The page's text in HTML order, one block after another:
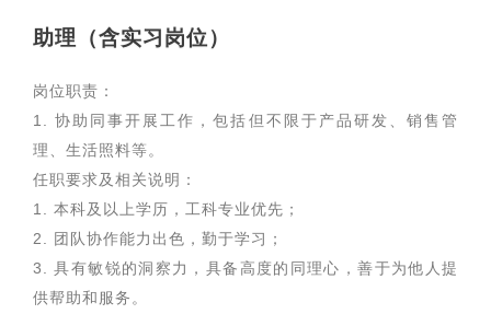
助理（含实习岗位）
岗位职责：
1. 协助同事开展工作，包括但不限于产品研发、销售管
理、生活照料等。
任职要求及相关说明：
1. 本科及以上学历，工科专业优先；
2. 团队协作能力出色，勤于学习；
3. 具有敏锐的洞察力，具备高度的同理心，善于为他人提
供帮助和服务。